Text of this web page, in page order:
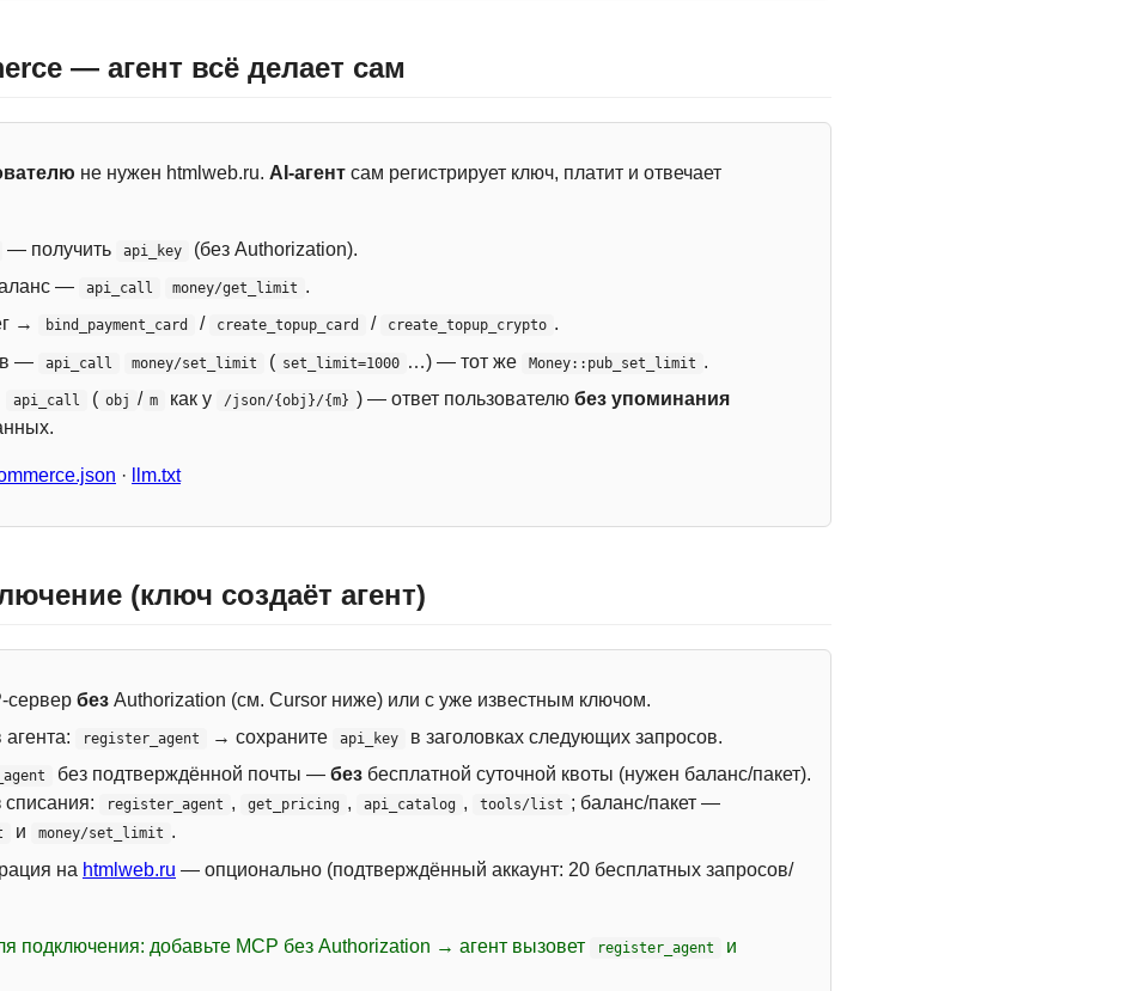
— агент всё делает сам
не нужен htmlweb.ru. AI-агент сам регистрирует ключ, платит и отвечает
— получить api_key (без Authorization).
— api_call money/get_limit .
→
bind_payment_card / create_topup_card / create_topup_crypto .
—
api_call money/set_limit ( set_limit=1000 …) — тот же Money::pub_set_limit .
api_call ( obj / m как у /json/{obj}/{m} ) — ответ пользователю без упоминания
· llm.txt
(ключ создаёт агент)
сервер без Authorization (см. Cursor ниже) или с уже известным ключом.
register_agent → сохраните api_key
в заголовках следующих запросов.
без подтверждённой почты — без бесплатной суточной квоты (нужен баланс/пакет).
списания:
register_agent , get_pricing , api_catalog , tools/list ; баланс/пакет —
и money/set_limit .
на htmlweb.ru — опционально (подтверждённый аккаунт: 20 бесплатных запросов/
подключения: добавьте MCP без Authorization → агент вызовет register_agent
и